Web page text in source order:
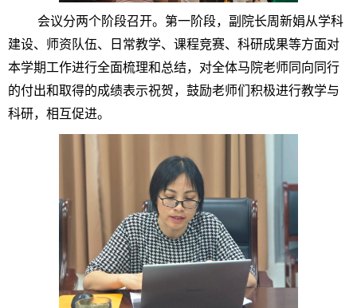
会议分两个阶段召开。第一阶段，副院长周新娟从学科
建设、师资队伍、日常教学、课程竞赛、科研成果等方面对
本学期工作进行全面梳理和总结，对全体马院老师同向同行
的付出和取得的成绩表示祝贺，鼓励老师们积极进行教学与
科研，相互促进。